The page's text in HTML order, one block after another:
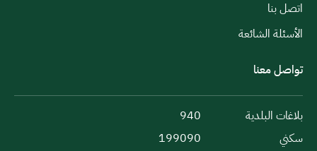
اتصل بنا
الأسئلة الشائعة
تواصل معنا
بلاغات البلدية
940
سكني
199090